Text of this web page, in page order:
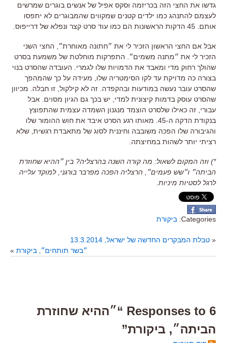
גדשו את החצי הזה בכריזמה וסקס אפיל של אנשים בוגרים שמרשים
לעצמם להתנהג כמו ילדים קטנים שמקווים שהמבוגרים לא יתפסו
אותם. 45 הדקות הראשונות הם כמו עוד סרט קצר ונפלא של דרייפוס.
אבל אם החצי הראשון הזכיר לי את ״חתונה מאוחרת״, החצי השני
הזכיר לי את ״מתנה משמים״. התפרקות מוחלטת של משמעת בסרט
שהולך רחוק מדי ומאבד את הדמויות שלו לגמרי. העובדה שהסרט בנוי
בצורה כה מדויקת עד לקו הסימטריה שלו, מעידה על כך שהמהפך
שהסרט עובר נעשה במודעות ובהקפדה. זה לא קילקול, זו חבלה. מכיוון
שהסרט עוסק בדמות קיצונית למדי, יש בכך גם הגיון מסוים. אבל
עבורי, זה כאילו שלסרט הוצמד מנגנון השמדה עצמית שהתפוצץ
בנקודת הדקה ה-45. מאותו רגע הסרט איבד את חוש ההומור שלו
והגיבורה שלו הפכה משובבה וחיננית לסוג של מתאבדת רגשית, שלא
רציתי יותר לשהות במחיצתה.
*) וזה המקום לשאול: מה קורה השנה בהרצליה? בין ״ההיא שחוזרת
הביתה״ ו״שש פעמים״, הרצליה הפכה מפרבר בורגני, למוקד עלייה
לרגל לסטיות מיניות.
Categories: ביקורת
« טבלת המבקרים החדשה של ישראל, 13.3.2014
״בשר תותחים״, ביקורת »
6 Responses to “״ההיא שחוזרת
הביתה״, ביקורת”